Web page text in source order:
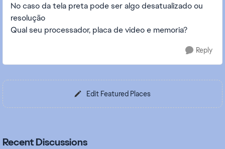
No caso da tela preta pode ser algo desatualizado ou
resolução
Qual seu processador, placa de video e memoria?
Reply
Edit Featured Places
Recent Discussions